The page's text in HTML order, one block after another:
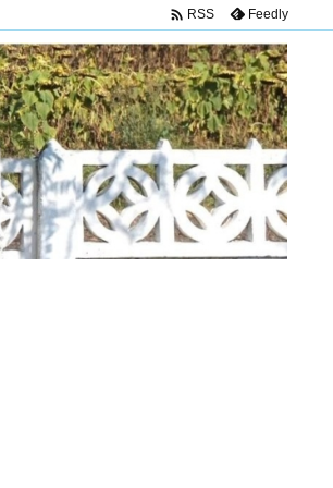
 RSS Feedly